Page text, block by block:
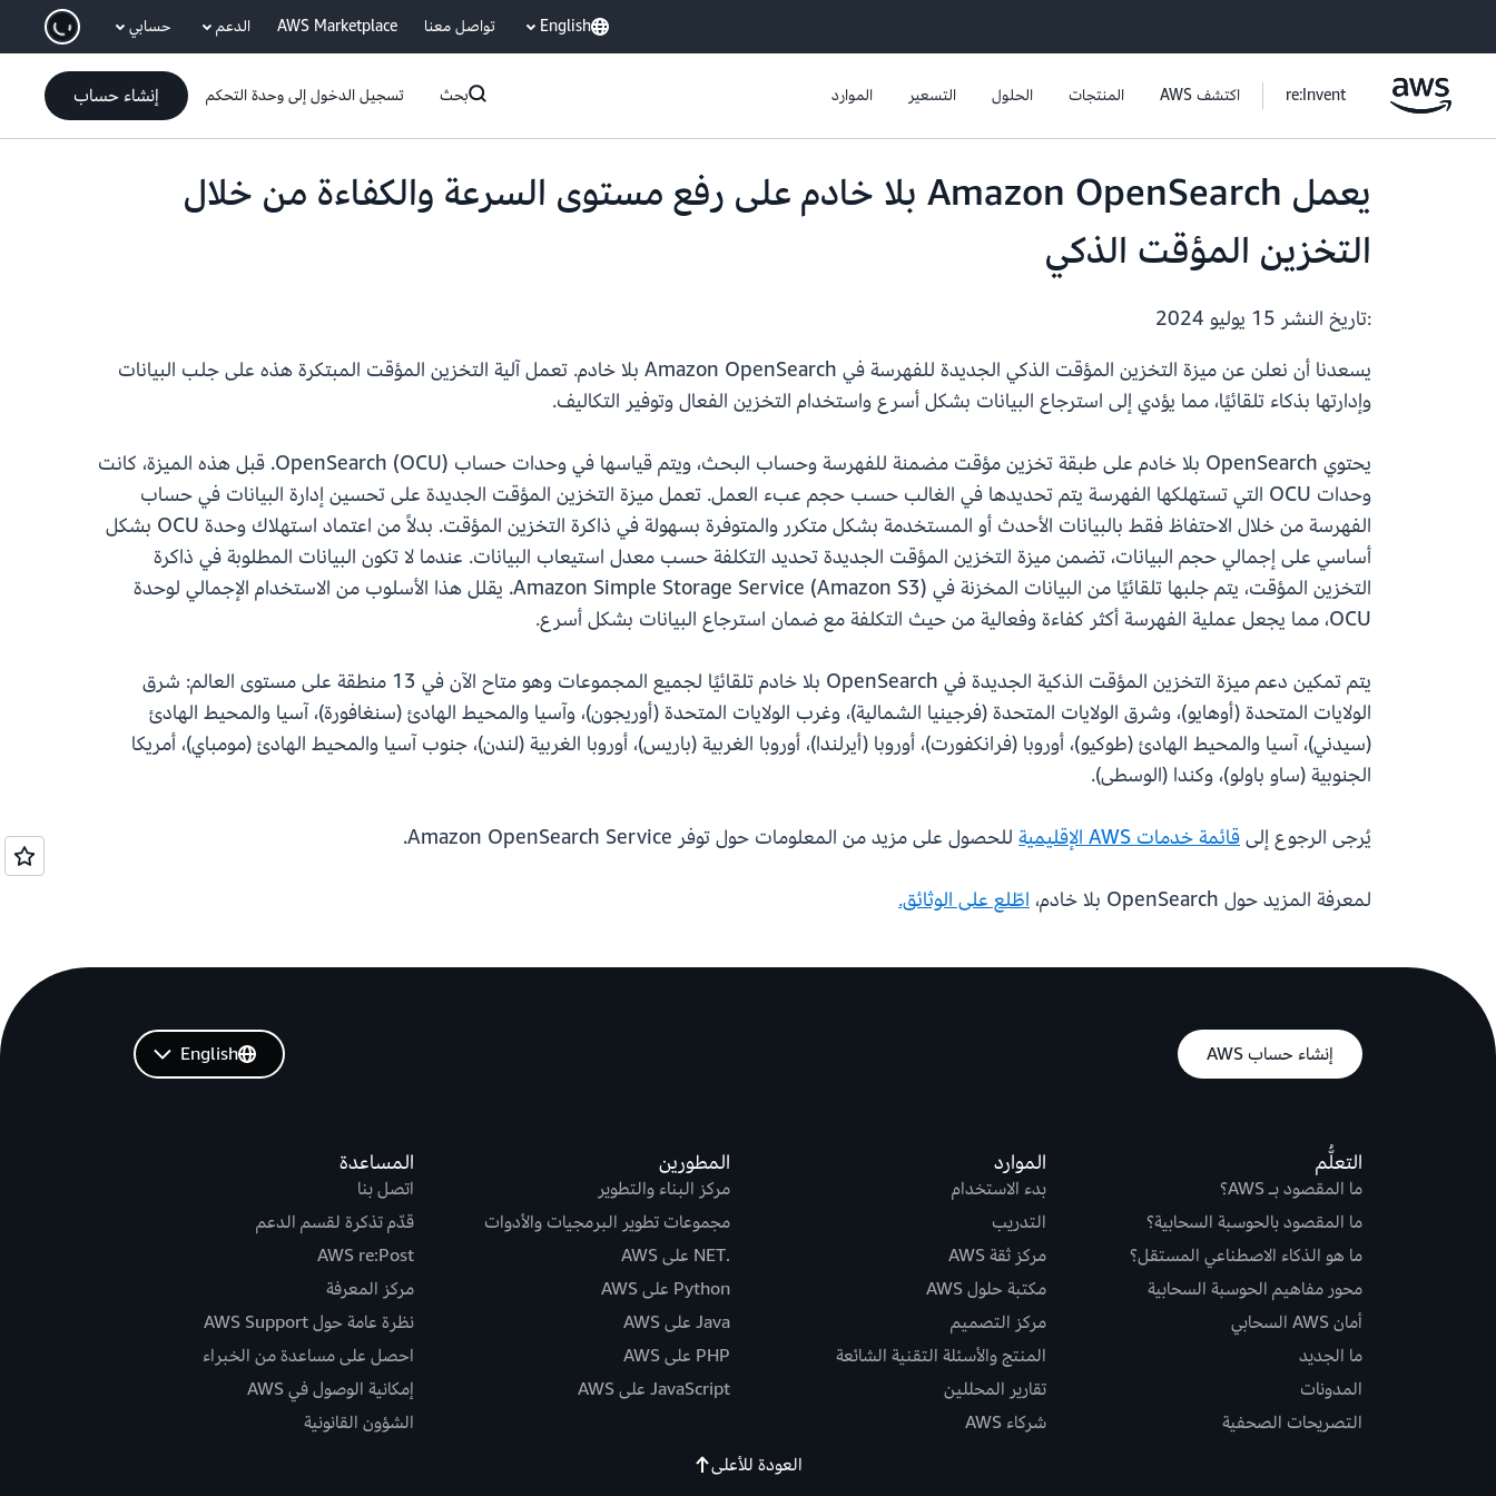
انتقل إلى المحتوى الرئيسي English تواصل معنا AWS Marketplace الدعم حسابي
re:Invent اكتشف AWS المنتجات الحلول التسعير الموارد بحث تسجيل الدخول إلى وحدة التحكم إنشاء حساب
يعمل Amazon OpenSearch بلا خادم على رفع مستوى السرعة والكفاءة من خلال
التخزين المؤقت الذكي
:تاريخ النشر
يسعدنا أن نعلن عن ميزة التخزين المؤقت الذكي الجديدة للفهرسة في Amazon OpenSearch بلا خادم. تعمل آلية التخزين المؤقت المبتكرة هذه على جلب البيانات
وإدارتها بذكاء تلقائيًا، مما يؤدي إلى استرجاع البيانات بشكل أسرع واستخدام التخزين الفعال وتوفير التكاليف.
يحتوي OpenSearch بلا خادم على طبقة تخزين مؤقت مضمنة للفهرسة وحساب البحث، ويتم قياسها في وحدات حساب OpenSearch (OCU). قبل هذه الميزة، كانت
وحدات OCU التي تستهلكها الفهرسة يتم تحديدها في الغالب حسب حجم عبء العمل. تعمل ميزة التخزين المؤقت الجديدة على تحسين إدارة البيانات في حساب
الفهرسة من خلال الاحتفاظ فقط بالبيانات الأحدث أو المستخدمة بشكل متكرر والمتوفرة بسهولة في ذاكرة التخزين المؤقت. بدلاً من اعتماد استهلاك وحدة OCU بشكل
أساسي على إجمالي حجم البيانات، تضمن ميزة التخزين المؤقت الجديدة تحديد التكلفة حسب معدل استيعاب البيانات. عندما لا تكون البيانات المطلوبة في ذاكرة
التخزين المؤقت، يتم جلبها تلقائيًا من البيانات المخزنة في Amazon Simple Storage Service (Amazon S3). يقلل هذا الأسلوب من الاستخدام الإجمالي لوحدة
OCU، مما يجعل عملية الفهرسة أكثر كفاءة وفعالية من حيث التكلفة مع ضمان استرجاع البيانات بشكل أسرع.
يتم تمكين دعم ميزة التخزين المؤقت الذكية الجديدة في OpenSearch بلا خادم تلقائيًا لجميع المجموعات وهو متاح الآن في 13 منطقة على مستوى العالم: شرق
الولايات المتحدة (أوهايو)، وشرق الولايات المتحدة (فرجينيا الشمالية)، وغرب الولايات المتحدة (أوريجون)، وآسيا والمحيط الهادئ (سنغافورة)، آسيا والمحيط الهادئ
(سيدني)، آسيا والمحيط الهادئ (طوكيو)، أوروبا (فرانكفورت)، أوروبا (أيرلندا)، أوروبا الغربية (باريس)، أوروبا الغربية (لندن)، جنوب آسيا والمحيط الهادئ (مومباي)، أمريكا
الجنوبية (ساو باولو)، وكندا (الوسطى).
يُرجى الرجوع إلىقائمة خدمات AWS الإقليمية للحصول على مزيد من المعلومات حول توفر Amazon OpenSearch Service.
لمعرفة المزيد حول OpenSearch بلا خادم، اطّلع على الوثائق.
إنشاء حساب AWS
التعلُّم
ما المقصود بـ AWS؟
ما المقصود بالحوسبة السحابية؟
ما هو الذكاء الاصطناعي المستقل؟
محور مفاهيم الحوسبة السحابية
أمان AWS السحابي
ما الجديد
المدونات
التصريحات الصحفية
الموارد
بدء الاستخدام
التدريب
مركز ثقة AWS
مكتبة حلول AWS
مركز التصميم
المنتج والأسئلة التقنية الشائعة
تقارير المحللين
شركاء AWS
المطورين
مركز البناء والتطوير
مجموعات تطوير البرمجيات والأدوات
.NET على AWS
Python على AWS
Java على AWS
PHP على AWS
JavaScript على AWS
المساعدة
اتصل بنا
قدّم تذكرة لقسم الدعم
AWS re:Post
مركز المعرفة
نظرة عامة حول AWS Support
احصل على مساعدة من الخبراء
إمكانية الوصول في AWS
الشؤون القانونية
English
العودة للأعلى